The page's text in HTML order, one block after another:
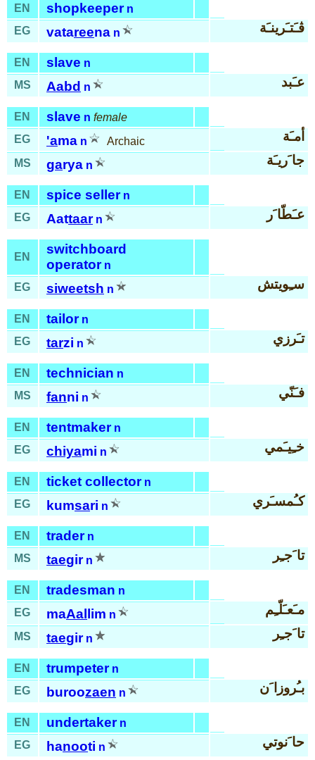
EN shopkeeper n
EG
vatareena n ڤـَتـَرينـَة
EN slave n
MS
Aabd n عـَبد
EN slave n female
EG
'ama n Archaic أمـَة
MS garya n جا َريـَة
EN spice seller n
EG
Aattaar n عـَطّا َر
EN
switchboard
operator n
EG
siweetsh n سـِويتش
EN tailor n
EG
tarzi n تـَرزي
EN technician n
MS
fanni n فـَنّي
EN tentmaker n
EG
chiyami n خـِيـَمي
EN ticket collector n
EG
kumsari n كـُمسـَري
EN trader n
MS
taegir n تا َجـِر
EN tradesman n
EG
maAal lim n مـَعـَلّـِم
MS taegir n تا َجـِر
EN trumpeter n
EG
buroozaen n بـُروزا َن
EN undertaker n
EG
hanooti n حا َنوتي